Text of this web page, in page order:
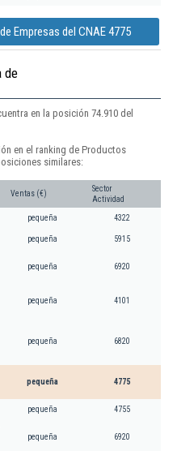
Empresas del CNAE 4775
de
en la posición 74.910 del
en el ranking de Productos
similares:
Ventas (€)
Sector
Actividad
pequeña 4322
pequeña 5915
pequeña 6920
pequeña 4101
pequeña 6820
pequeña 4775
pequeña 4755
pequeña 6920